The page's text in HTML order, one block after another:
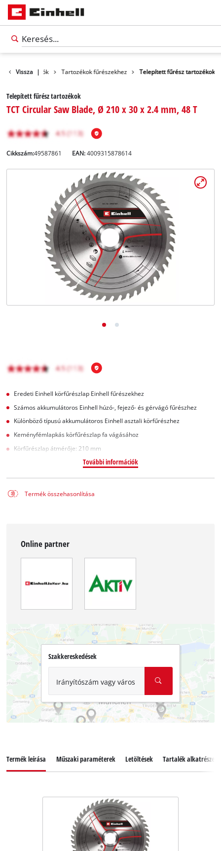
Magyar
English
Vissza |
és tárolók Tartozékok fűrészekhez Telepített fűrész tartozékok
Telepített fűrész tartozékok
TCT Circular Saw Blade, Ø 210 x 30 x 2.4 mm, 48 T
Cikkszám:49587861 EAN:4009315878614
Eredeti Einhell körfűrészlap Einhell fűrészekhez
Számos akkumulátoros Einhell húzó-, fejező- és gérvágó fűrészhez
Különböző típusú akkumulátoros Einhell asztali körfűrészhez
Keményfémlapkás körfűrészlap fa vágásához
Körfűrészlap átmérője: 210 mm
További információk
Termék összehasonlítása
Online partner
Szakkereskedések
Irányítószám vagy város
Termék leírása Műszaki paraméterek Letöltések Tartalék alkatrészek